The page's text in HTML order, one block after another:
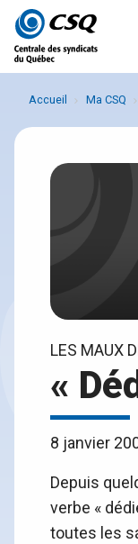
Passer
au
menu
Passer
au
contenu
Accueil Ma CSQ
LES MAUX
«
8 janvier
Depuis
verbe «
toutes les